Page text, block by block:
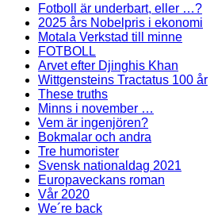
Fotboll är underbart, eller …?
2025 års Nobelpris i ekonomi
Motala Verkstad till minne
FOTBOLL
Arvet efter Djinghis Khan
Wittgensteins Tractatus 100 år
These truths
Minns i november …
Vem är ingenjören?
Bokmalar och andra
Tre humorister
Svensk nationaldag 2021
Europaveckans roman
Vår 2020
We´re back